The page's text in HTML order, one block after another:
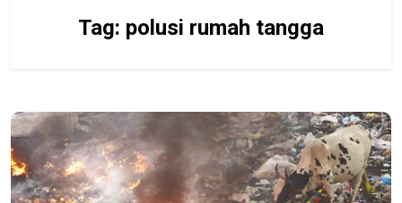
Tag: polusi rumah tangga